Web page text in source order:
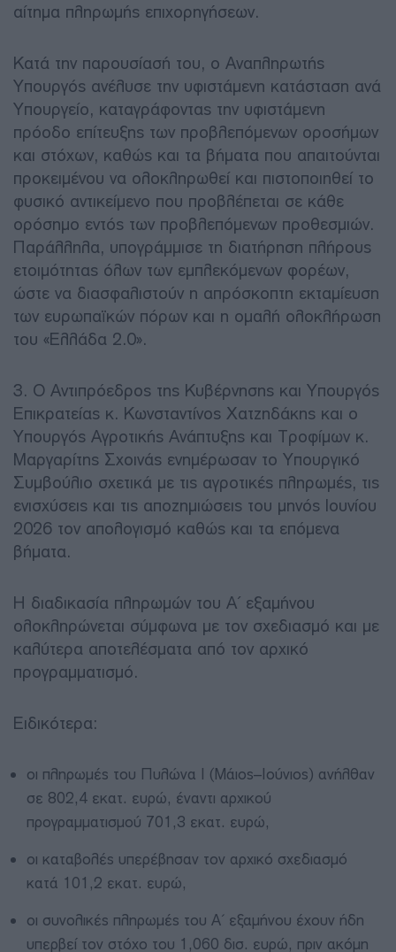
αίτημα πληρωμής επιχορηγήσεων.
Κατά την παρουσίασή του, ο Αναπληρωτής
Υπουργός ανέλυσε την υφιστάμενη κατάσταση ανά
Υπουργείο, καταγράφοντας την υφιστάμενη
πρόοδο επίτευξης των προβλεπόμενων οροσήμων
και στόχων, καθώς και τα βήματα που απαιτούνται
προκειμένου να ολοκληρωθεί και πιστοποιηθεί το
φυσικό αντικείμενο που προβλέπεται σε κάθε
ορόσημο εντός των προβλεπόμενων προθεσμιών.
Παράλληλα, υπογράμμισε τη διατήρηση πλήρους
ετοιμότητας όλων των εμπλεκόμενων φορέων,
ώστε να διασφαλιστούν η απρόσκοπτη εκταμίευση
των ευρωπαϊκών πόρων και η ομαλή ολοκλήρωση
του «Ελλάδα 2.0».
3. Ο Αντιπρόεδρος της Κυβέρνησης και Υπουργός
Επικρατείας κ. Κωνσταντίνος Χατζηδάκης και ο
Υπουργός Αγροτικής Ανάπτυξης και Τροφίμων κ.
Μαργαρίτης Σχοινάς ενημέρωσαν το Υπουργικό
Συμβούλιο σχετικά με τις αγροτικές πληρωμές, τις
ενισχύσεις και τις αποζημιώσεις του μηνός Ιουνίου
2026 τον απολογισμό καθώς και τα επόμενα
βήματα.
Η διαδικασία πληρωμών του Α΄ εξαμήνου
ολοκληρώνεται σύμφωνα με τον σχεδιασμό και με
καλύτερα αποτελέσματα από τον αρχικό
προγραμματισμό.
Ειδικότερα:
οι πληρωμές του Πυλώνα Ι (Μάιος–Ιούνιος) ανήλθαν
σε 802,4 εκατ. ευρώ, έναντι αρχικού
προγραμματισμού 701,3 εκατ. ευρώ,
οι καταβολές υπερέβησαν τον αρχικό σχεδιασμό
κατά 101,2 εκατ. ευρώ,
οι συνολικές πληρωμές του Α΄ εξαμήνου έχουν ήδη
υπερβεί τον στόχο του 1,060 δισ. ευρώ, πριν ακόμη